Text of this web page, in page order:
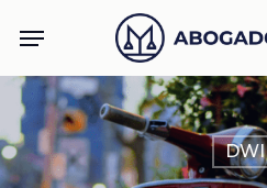
main
content
Menu
DWI